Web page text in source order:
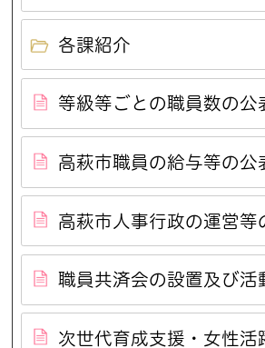
各課紹介
等級等ごとの職員数の公
高萩市職員の給与等の公
高萩市人事行政の運営等
職員共済会の設置及び活
次世代育成支援・女性活